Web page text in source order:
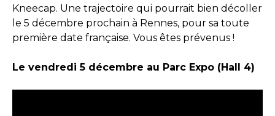
Kneecap. Une trajectoire qui pourrait bien décoller
le 5 décembre prochain à Rennes, pour sa toute
première date française. Vous êtes prévenus !
Le vendredi 5 décembre au Parc Expo (Hall 4)